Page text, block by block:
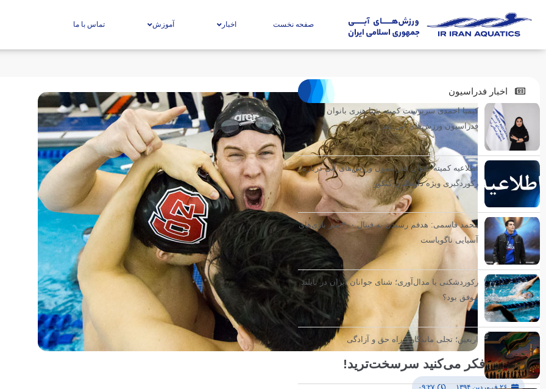
صفحه نخست اخبار آموزش تماس با ما
از آنچه فکر می‌کنید سرسخت‌ترید!
۲۶ فروردین ۱۳۹۴ ۰۹:۲۷
اخبار فدراسیون
کیمیا احمدی سرپرست کمیته شنا هنری بانوان
فدراسیون ورزش‌های آبی شد
اطلاعیه کمیته بانوان فدراسیون ورزش‌های آبی درباره
رکوردگیری ویژه داوطلبان کنکور
محمد قاسمی: هدفم رسیدن به فینال ۴۰۰ متر بازی‌های
آسیایی ناگویاست
رکوردشکنی یا مدال‌آوری؛ شنای جوانان ایران در تایلند
موفق بود؟
اربعین؛ تجلی ماندگاری راه حق و آزادگی